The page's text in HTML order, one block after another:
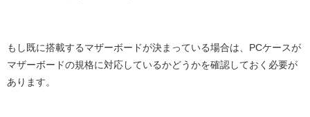
もし既に搭載するマザーボードが決まっている場合は、PCケースが
マザーボードの規格に対応しているかどうかを確認しておく必要が
あります。